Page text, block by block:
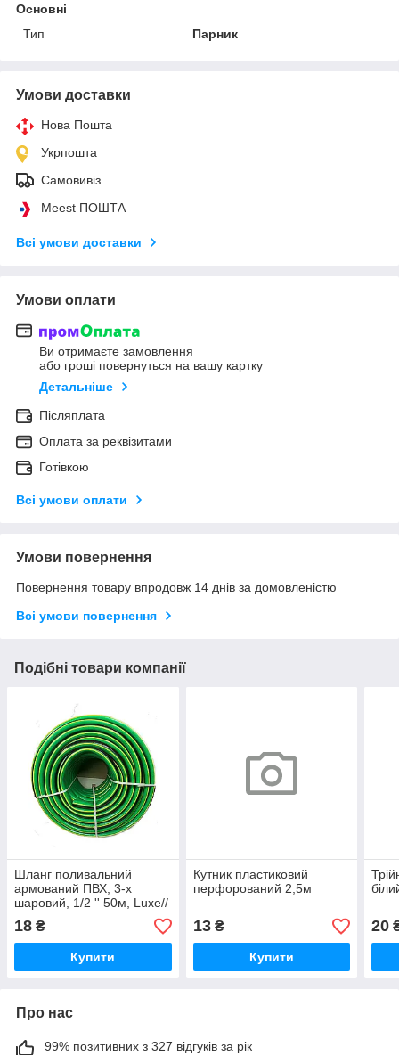
Основні
Тип
Парник
Умови доставки
Нова Пошта
Укрпошта
Самовивіз
Meest ПОШТА
Всі умови доставки
Умови оплати
Ви отримаєте замовлення
або гроші повернуться на вашу картку
Детальніше
Післяплата
Оплата за реквізитами
Готівкою
Всі умови оплати
Умови повернення
Повернення товару впродовж 14 днів за домовленістю
Всі умови повернення
Подібні товари компанії
Шланг поливальний
армований ПВХ, 3-х
шаровий, 1/2 '' 50м, Luxe//
18 ₴
Купити
Кутник пластиковий
перфорований 2,5м
13₴
Купити
20
Про нас
99% позитивних з 327 відгуків за рік